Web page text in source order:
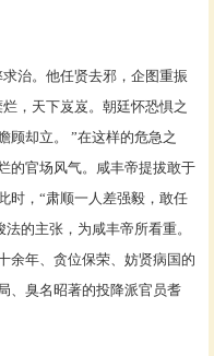
治。他任贤去邪，企图重振
，天下岌岌。朝廷怀恐惧之
顾却立。 ”在这样的危急之
的官场风气。咸丰帝提拔敢于
时，“肃顺一人差强毅，敢任
的主张，为咸丰帝所看重。
余年、贪位保荣、妨贤病国的
、臭名昭著的投降派官员耆